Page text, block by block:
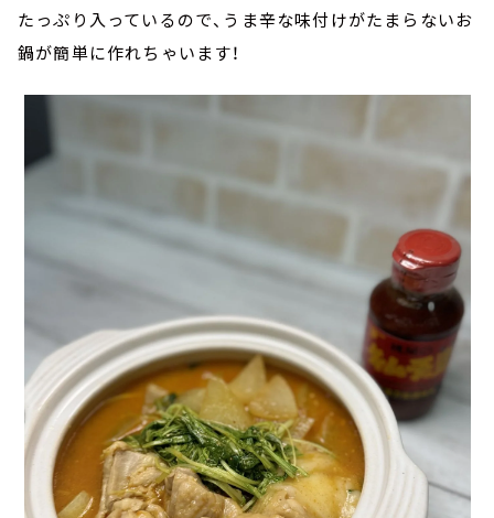
たっぷり入っているので、うま辛な味付けがたまらないお
鍋が簡単に作れちゃいます！